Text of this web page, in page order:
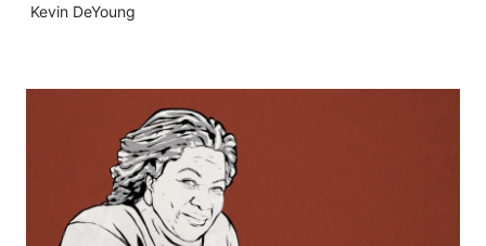
Kevin DeYoung